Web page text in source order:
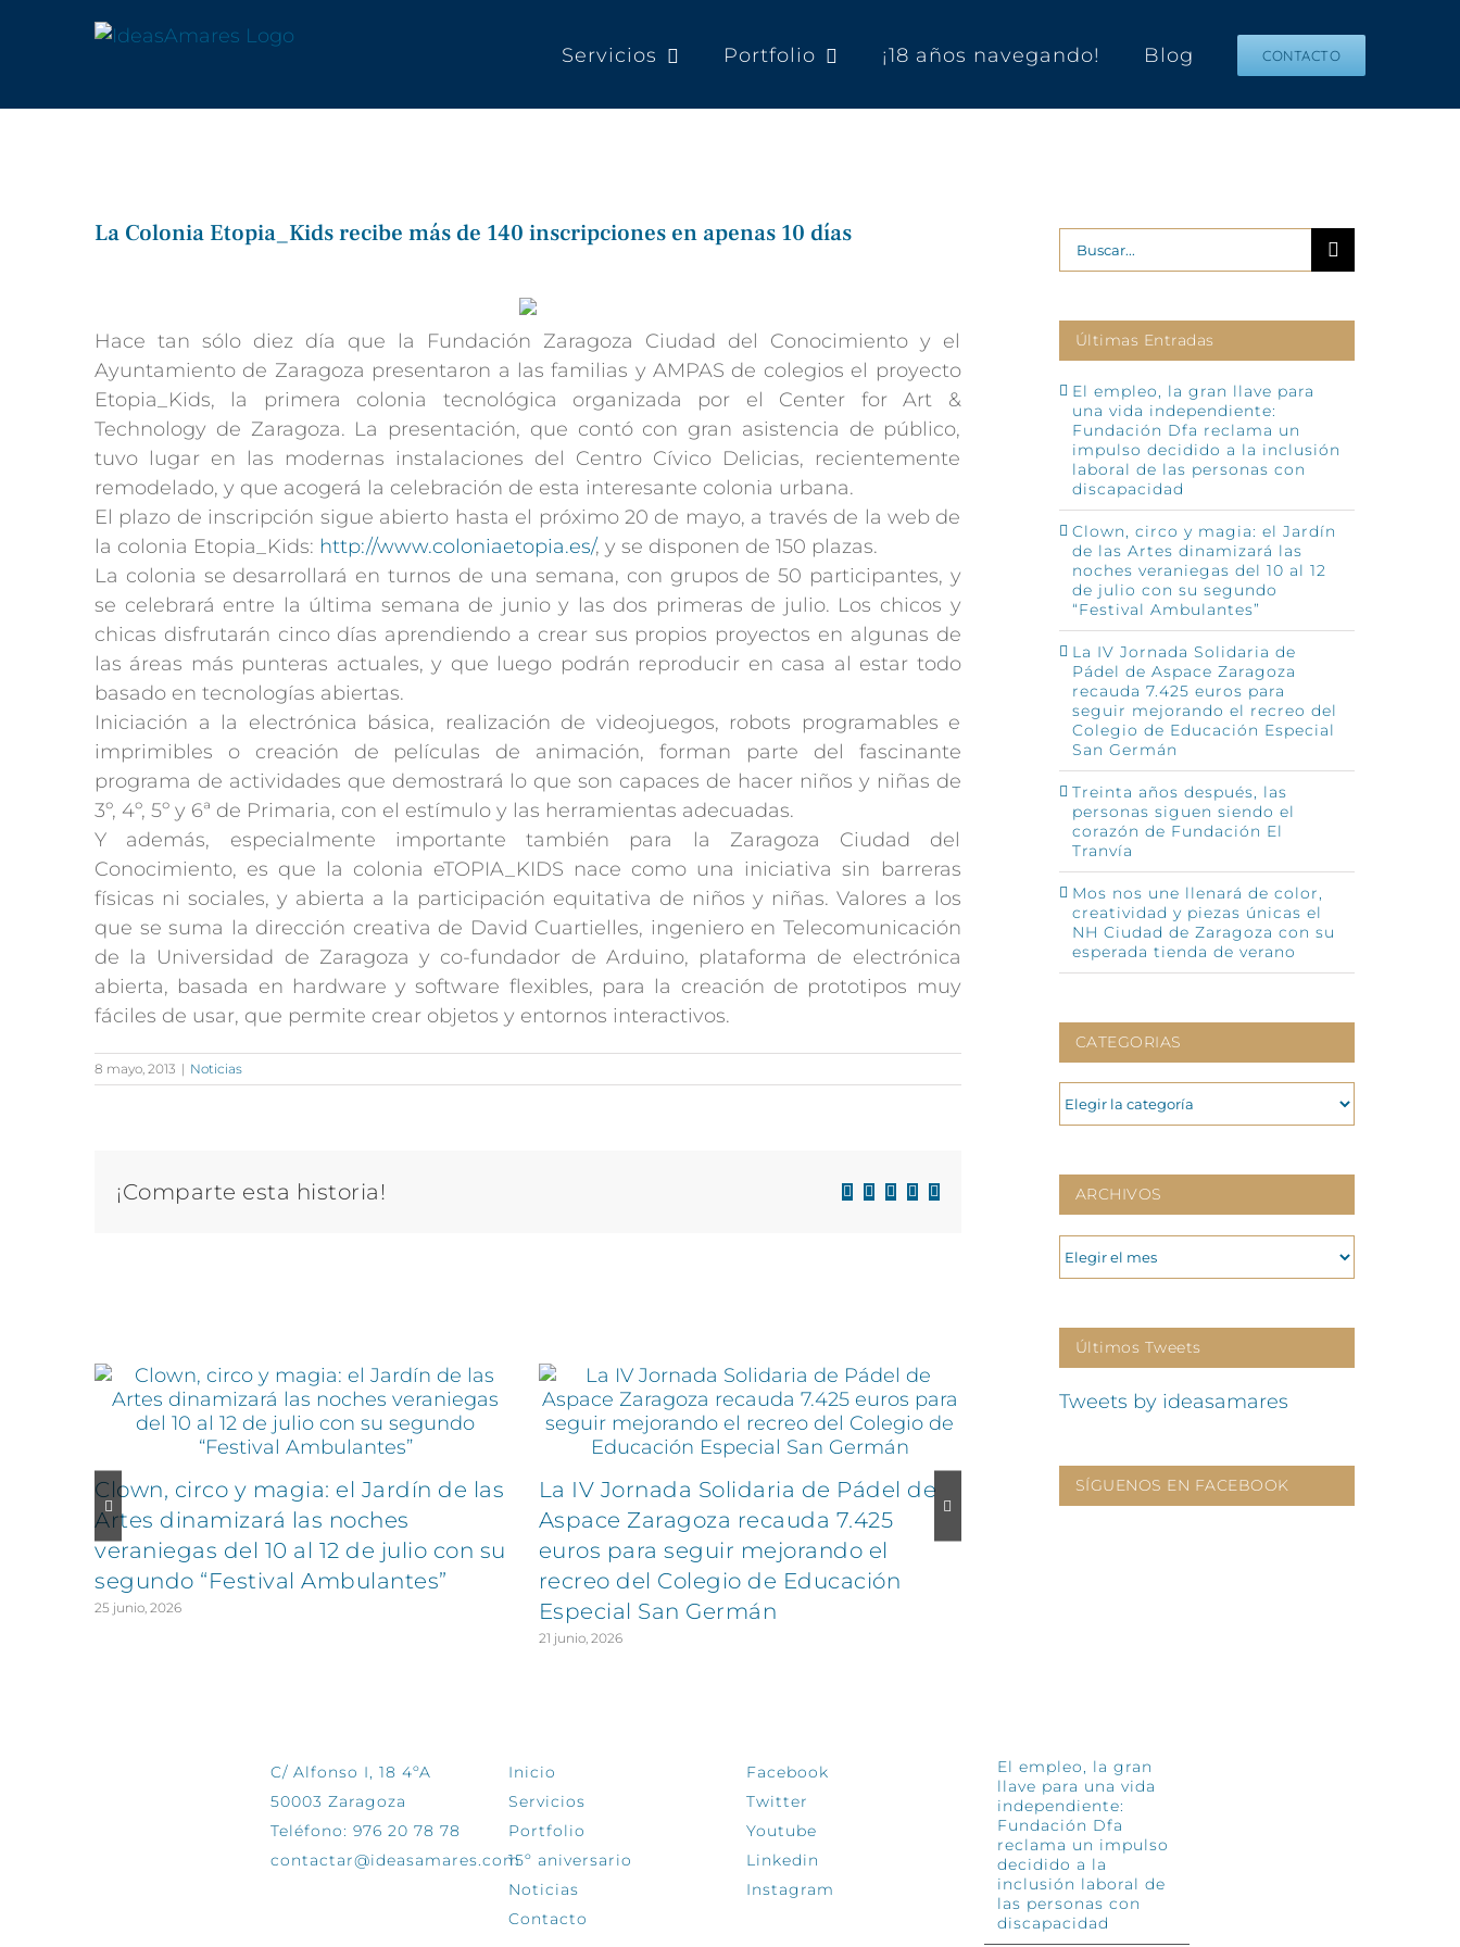
Servicios Portfolio ¡18 años navegando! Blog CONTACTO
La Colonia Etopia_Kids recibe más de 140 inscripciones en apenas 10 días
más
grande
Hace tan sólo diez día que la Fundación Zaragoza Ciudad del Conocimiento y el
Ayuntamiento de Zaragoza presentaron a las familias y AMPAS de colegios el proyecto
Etopia_Kids, la primera colonia tecnológica organizada por el Center for Art &
Technology de Zaragoza. La presentación, que contó con gran asistencia de público,
tuvo lugar en las modernas instalaciones del Centro Cívico Delicias, recientemente
remodelado, y que acogerá la celebración de esta interesante colonia urbana.
El plazo de inscripción sigue abierto hasta el próximo 20 de mayo, a través de la web de
la colonia Etopia_Kids: http://www.coloniaetopia.es/, y se disponen de 150 plazas.
La colonia se desarrollará en turnos de una semana, con grupos de 50 participantes, y
se celebrará entre la última semana de junio y las dos primeras de julio. Los chicos y
chicas disfrutarán cinco días aprendiendo a crear sus propios proyectos en algunas de
las áreas más punteras actuales, y que luego podrán reproducir en casa al estar todo
basado en tecnologías abiertas.
Iniciación a la electrónica básica, realización de videojuegos, robots programables e
imprimibles o creación de películas de animación, forman parte del fascinante
programa de actividades que demostrará lo que son capaces de hacer niños y niñas de
3º, 4º, 5º y 6ª de Primaria, con el estímulo y las herramientas adecuadas.
Y además, especialmente importante también para la Zaragoza Ciudad del
Conocimiento, es que la colonia eTOPIA_KIDS nace como una iniciativa sin barreras
físicas ni sociales, y abierta a la participación equitativa de niños y niñas. Valores a los
que se suma la dirección creativa de David Cuartielles, ingeniero en Telecomunicación
de la Universidad de Zaragoza y co-fundador de Arduino, plataforma de electrónica
abierta, basada en hardware y software flexibles, para la creación de prototipos muy
fáciles de usar, que permite crear objetos y entornos interactivos.
8 mayo, 2013 | Noticias
¡Comparte esta historia! Facebook
X LinkedIn
WhatsApp
Correo
Clown, circo y magia: el Jardín de las
Artes dinamizará las noches
veraniegas del 10 al 12 de julio con su
segundo “Festival Ambulantes”
25 junio, 2026
La IV Jornada Solidaria de Pádel de
Aspace Zaragoza recauda 7.425
euros para seguir mejorando el
recreo del Colegio de Educación
Especial San Germán
21 junio, 2026
Treinta años después, las personas
siguen siendo el corazón de
Buscar:
Últimas Entradas
El empleo, la gran llave para
una vida independiente:
Fundación Dfa reclama un
impulso decidido a la inclusión
laboral de las personas con
discapacidad
Clown, circo y magia: el Jardín
de las Artes dinamizará las
noches veraniegas del 10 al 12
de julio con su segundo
“Festival Ambulantes”
La IV Jornada Solidaria de
Pádel de Aspace Zaragoza
recauda 7.425 euros para
seguir mejorando el recreo del
Colegio de Educación Especial
San Germán
Treinta años después, las
personas siguen siendo el
corazón de Fundación El
Tranvía
Mos nos une llenará de color,
creatividad y piezas únicas el
NH Ciudad de Zaragoza con su
esperada tienda de verano
CATEGORIAS
CATEGORIAS
ARCHIVOS
ARCHIVOS
Últimos Tweets
Tweets by ideasamares
SÍGUENOS EN FACEBOOK
C/ Alfonso I, 18 4ºA
50003 Zaragoza
Teléfono: 976 20 78 78
contactar@ideasamares.com
Inicio
Servicios
Portfolio
15º aniversario
Noticias
Contacto
Facebook
Twitter
Youtube
Linkedin
Instagram
El empleo, la gran
llave para una vida
independiente:
Fundación Dfa
reclama un impulso
decidido a la
inclusión laboral de
las personas con
discapacidad